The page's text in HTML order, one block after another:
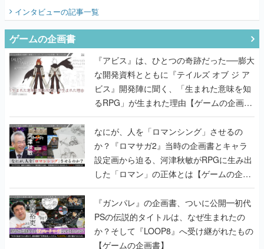
てみた
インタビューの記事一覧
ゲームの企画書
『アビス』は、ひとつの奇跡だった──膨大
な開発資料とともに『テイルズ オブ ジ ア
ビス』開発陣に聞く、「生まれた意味を知
るRPG」が生まれた理由【ゲームの企画
書】
なにが、人を「ロマンシング」させるの
か？『ロマサガ2』当時の企画書とキャラ
設定画から迫る、河津秋敏がRPGに生み出
した「ロマン」の正体とは【ゲームの企画
書】
『ガンパレ』の企画書、ついに公開━初代
PSの伝説的タイトルは、なぜ生まれたの
か？そして『LOOP8』へ受け継がれたもの
【ゲームの企画書】